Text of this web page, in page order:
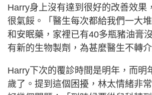
Harry身上沒有達到很好的改善效果
很氣餒。「醫生每次都給我們一大
和安眠藥，家裡已有40多瓶豬油膏
有新的生物製劑，為甚麼醫生不轉介
Harry下次的覆診時間是明年，而明
歲了。提到這個困擾，林太情緒非